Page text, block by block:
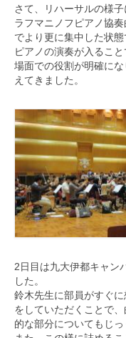
さて、リハーサルの様子
ラフマニノフピアノ協
でより更に集中した状態
ピアノの演奏が入ること
場面での役割が明確にな
えてきました。
2日目は九大伊都キャン
した。
鈴木先生に部員がすぐ
を していただくことで
的な部分についてもじ